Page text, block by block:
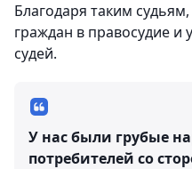
Благодаря таким
граждан в правосудие и
судей.
У нас были грубые
потребителей со